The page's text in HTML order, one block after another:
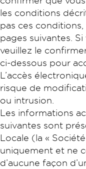
les conditions
pas ces
pages suivantes.
veuillez le
ci-dessous pour
L’accès
risque de
ou intrusion.
Les informations
suivantes sont
Locale (la «
uniquement et ne
d’aucune façon